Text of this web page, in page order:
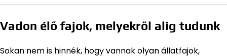
Vadon élő fajok, melyekről alig tudunk
Sokan nem is hinnék, hogy vannak olyan állatfajok,